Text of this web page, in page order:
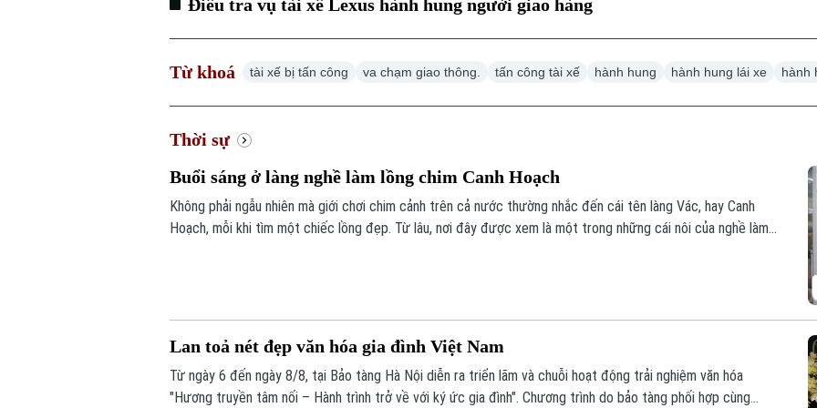
Điều tra vụ tài xế Lexus hành hung người giao hàng
Từ khoá tài xế bị tấn công va chạm giao thông. tấn công tài xế hành hung hành hung lái xe hành
Thời sự
Buổi sáng ở làng nghề làm lồng chim Canh Hoạch
Không phải ngẫu nhiên mà giới chơi chim cảnh trên cả nước thường nhắc đến cái tên làng Vác, hay Canh
Hoạch, mỗi khi tìm một chiếc lồng đẹp. Từ lâu, nơi đây được xem là một trong những cái nôi của nghề làm
Lan toả nét đẹp văn hóa gia đình Việt Nam
Từ ngày 6 đến ngày 8/8, tại Bảo tàng Hà Nội diễn ra triển lãm và chuỗi hoạt động trải nghiệm văn hóa
"Hương truyền tâm nối – Hành trình trở về với ký ức gia đình". Chương trình do bảo tàng phối hợp cùng